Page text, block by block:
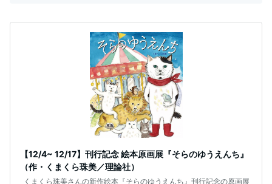
【12/4~ 12/17】刊行記念 絵本原画展『そらのゆうえんち』
（作・くまくら珠美／理論社）
くまくら珠美さんの新作絵本『そらのゆうえんち』刊行記念の原画展